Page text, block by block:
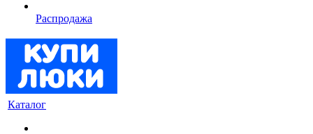
Распродажа
Каталог